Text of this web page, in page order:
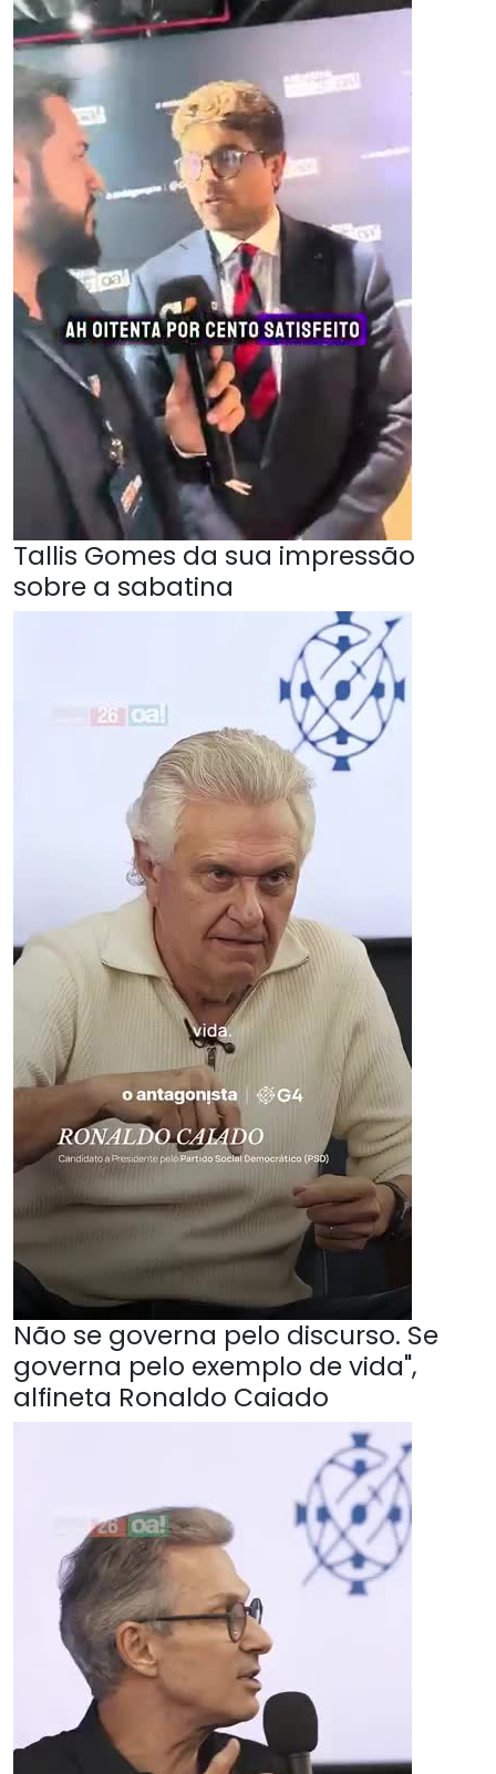
Tallis Gomes da sua impressão
sobre a sabatina
Não se governa pelo discurso. Se
governa pelo exemplo de vida",
alfineta Ronaldo Caiado